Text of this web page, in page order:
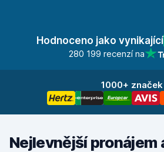
Hodnoceno jako vynikající
280 199 recenzí na
1000+ značek
Nejlevnější pronájem